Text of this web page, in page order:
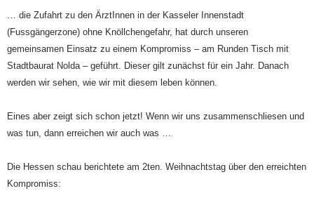
… die Zufahrt zu den ÄrztInnen in der Kasseler Innenstadt
(Fussgängerzone) ohne Knöllchengefahr, hat durch unseren
gemeinsamen Einsatz zu einem Kompromiss – am Runden Tisch mit
Stadtbaurat Nolda – geführt. Dieser gilt zunächst für ein Jahr. Danach
werden wir sehen, wie wir mit diesem leben können.
Eines aber zeigt sich schon jetzt! Wenn wir uns zusammenschliesen und
was tun, dann erreichen wir auch was …
Die Hessen schau berichtete am 2ten. Weihnachtstag über den erreichten
Kompromiss: